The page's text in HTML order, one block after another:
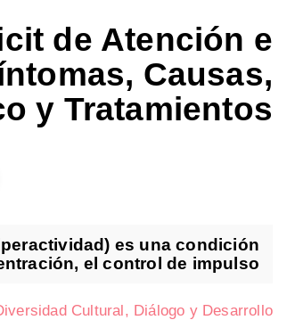
de Atención e
Causas,
y Tratamientos
es una condición
el control de impulso...
Cultural, Diálogo y Desarrollo